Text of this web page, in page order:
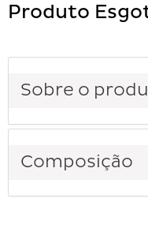
Produto
Sobre o
Composição